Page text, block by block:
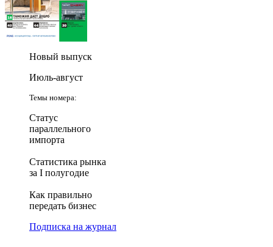
Новый выпуск
Июль-август
Темы номера:
Статус
параллельного
импорта
Статистика рынка
за I полугодие
Как правильно
передать бизнес
Подписка на журнал